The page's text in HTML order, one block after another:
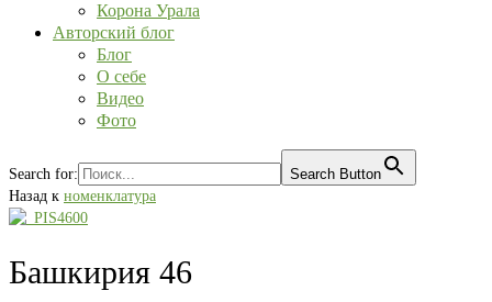
Корона Урала
Авторский блог
Блог
О себе
Видео
Фото
Search for:
Search Button
Назад к номенклатура
Башкирия 46